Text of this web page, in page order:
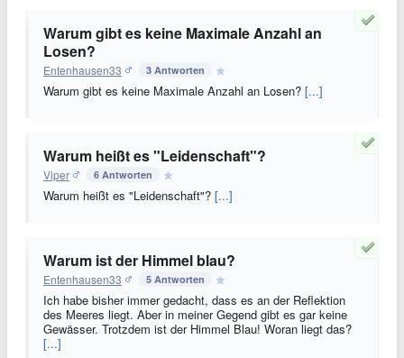
Warum gibt es keine Maximale Anzahl an
Losen?
Entenhausen33 3 Antworten
Warum gibt es keine Maximale Anzahl an Losen? [...]
Warum heißt es "Leidenschaft"?
Viper 6 Antworten
Warum heißt es "Leidenschaft"? [...]
Warum ist der Himmel blau?
Entenhausen33 5 Antworten
Ich habe bisher immer gedacht, dass es an der Reflektion
des Meeres liegt. Aber in meiner Gegend gibt es gar keine
Gewässer. Trotzdem ist der Himmel Blau! Woran liegt das?
[...]